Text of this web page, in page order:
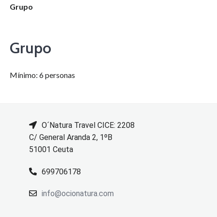
Grupo
Grupo
Mínimo: 6 personas
O´Natura Travel CICE: 2208
C/ General Aranda 2, 1ºB
51001 Ceuta
699706178
info@ocionatura.com